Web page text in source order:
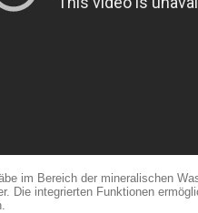
im Bereich der mineralischen
Die integrierten Funktionen